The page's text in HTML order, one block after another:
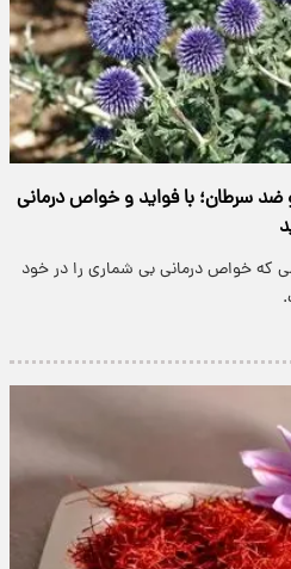
سرطان؛ با فواید و خواص درمانی
که خواص درمانی بی شماری را در خود